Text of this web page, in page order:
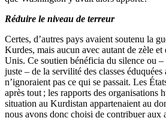
Réduire le niveau de terreur
Certes, d’autres pays avaient soutenu la
Kurdes, mais aucun avec autant de zèle et
Unis. Ce soutien bénéficia du silence ou
juste – de la servilité des classes
n’ignoraient pas ce qui se passait. Les
après tout ; les rapports des organisations
situation au Kurdistan appartenaient au
nous avons donc choisi de contribuer aux